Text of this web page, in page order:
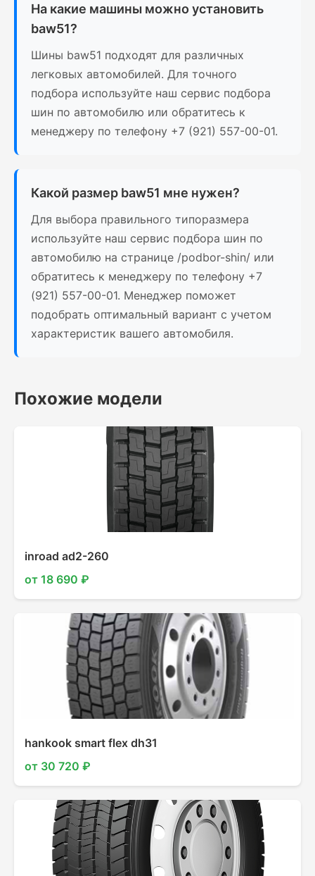
На какие машины можно установить
baw51?
Шины baw51 подходят для различных
легковых автомобилей. Для точного
подбора используйте наш сервис подбора
шин по автомобилю или обратитесь к
менеджеру по телефону +7 (921) 557-00-01.
Какой размер baw51 мне нужен?
Для выбора правильного типоразмера
используйте наш сервис подбора шин по
автомобилю на странице /podbor-shin/ или
обратитесь к менеджеру по телефону +7
(921) 557-00-01. Менеджер поможет
подобрать оптимальный вариант с учетом
характеристик вашего автомобиля.
Похожие модели
inroad ad2-260
от 18 690 ₽
hankook smart flex dh31
от 30 720 ₽